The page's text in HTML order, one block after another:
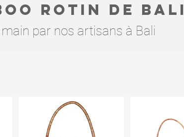
rotin de bali
par nos artisans à Bali